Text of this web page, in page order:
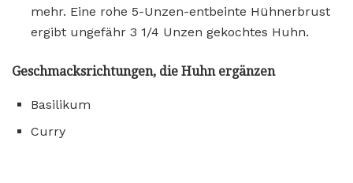
mehr. Eine rohe 5-Unzen-entbeinte Hühnerbrust
ergibt ungefähr 3 1/4 Unzen gekochtes Huhn.
Geschmacksrichtungen, die Huhn ergänzen
Basilikum
Curry